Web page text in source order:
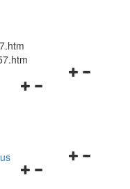
Navigationsmenü
Navigationsmenü